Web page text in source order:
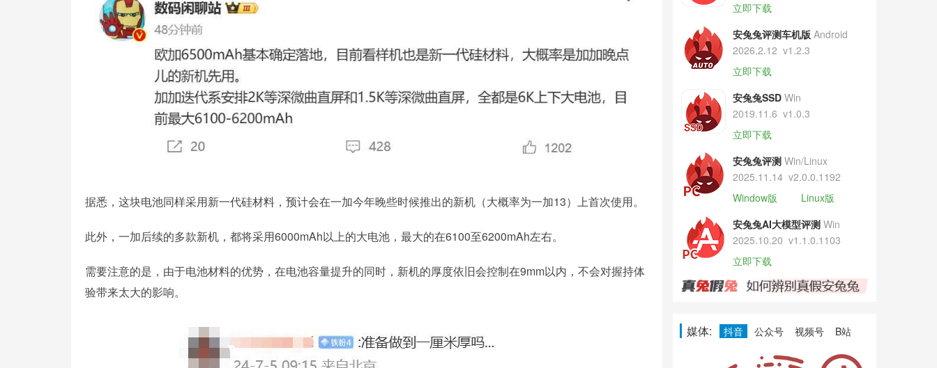
据悉，这块电池同样采用新一代硅材料，预计会在一加今年晚些时候推出的新机（大概率为一加13）上首次使用。
此外，一加后续的多款新机，都将采用6000mAh以上的大电池，最大的在6100至6200mAh左右。
需要注意的是，由于电池材料的优势，在电池容量提升的同时，新机的厚度依旧会控制在9mm以内，不会对握持体
验带来太大的影响。
立即下载
安兔兔评测车机版 Android
2026.2.12 v1.2.3
立即下载
安兔兔SSD Win
2019.11.6 v1.0.3
立即下载
安兔兔评测 Win/Linux
2025.11.14 v2.0.0.1192
Window版
Linux版
安兔兔AI大模型评测 Win
2025.10.20 v1.1.0.1103
立即下载
媒体: 抖音 公众号 视频号 B站